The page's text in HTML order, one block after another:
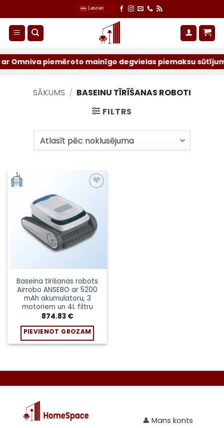
to
content
Latvian
Omniva piemēroto mainīgo degvielas piemaksu
SĀKUMS / BASEINU TĪRĪŠANAS ROBOTI
FILTRS
Baseina tīrīšanas robots
Airrobo ANSEBO ar 5200
mAh akumulatoru, 3
motoriem un 4L filtru
874.83 €
PIEVIENOT GROZAM
👤 Mans konts